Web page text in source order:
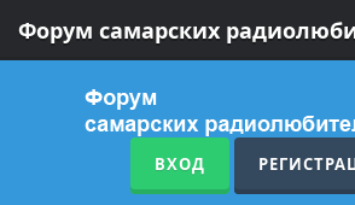
Форум самарских
ВХОД